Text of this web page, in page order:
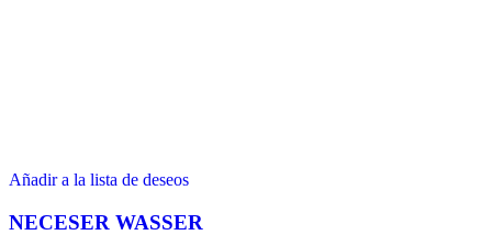
Añadir a la lista de deseos
NECESER WASSER